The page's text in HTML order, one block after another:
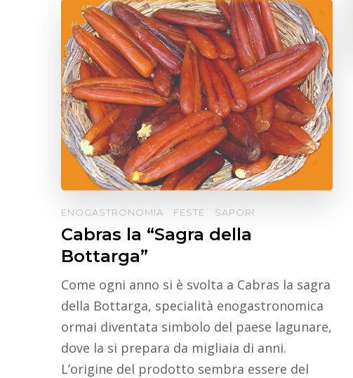
ENOGASTRONOMIA FESTE SAPORI
Cabras la “Sagra della
Bottarga”
Come ogni anno si è svolta a Cabras la sagra
della Bottarga, specialità enogastronomica
ormai diventata simbolo del paese lagunare,
dove la si prepara da migliaia di anni.
L’origine del prodotto sembra essere del